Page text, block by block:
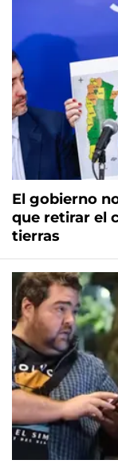
El gobierno
que retirar el
tierras